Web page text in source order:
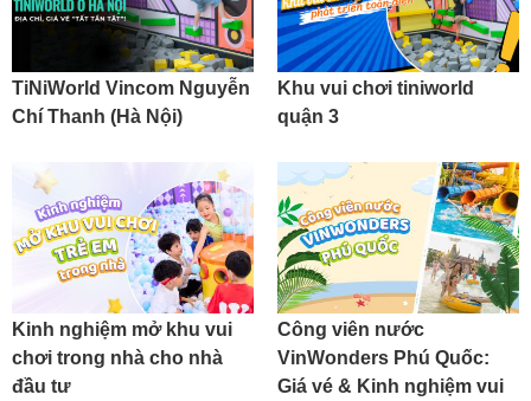
TiNiWorld Vincom Nguyễn
Chí Thanh (Hà Nội)
Khu vui chơi tiniworld
quận 3
Kinh nghiệm mở khu vui
chơi trong nhà cho nhà
đầu tư
Công viên nước
VinWonders Phú Quốc:
Giá vé & Kinh nghiệm vui